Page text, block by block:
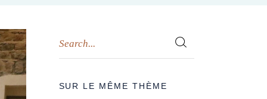
SUR LE MÊME THÈME